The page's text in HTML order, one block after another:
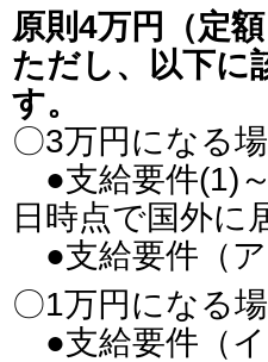
原則4万円（定額
ただし、以下に
す。
〇3万円になる
●支給要件(1)
日時点で国外に
●支給要件（
〇1万円になる
●支給要件（